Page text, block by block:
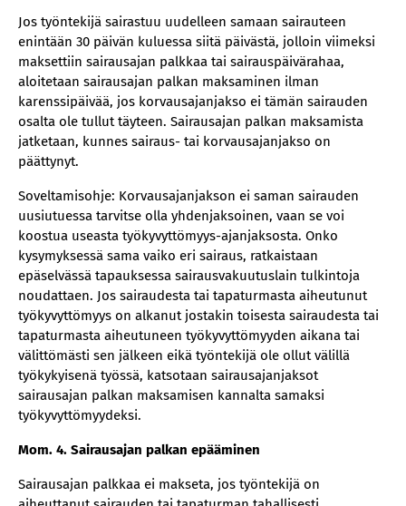
Jos työntekijä sairastuu uudelleen samaan sairauteen
enintään 30 päivän kuluessa siitä päivästä, jolloin viimeksi
maksettiin sairausajan palkkaa tai sairauspäivärahaa,
aloitetaan sairausajan palkan maksaminen ilman
karenssipäivää, jos korvausajanjakso ei tämän sairauden
osalta ole tullut täyteen. Sairausajan palkan maksamista
jatketaan, kunnes sairaus- tai korvausajanjakso on
päättynyt.
Soveltamisohje: Korvausajanjakson ei saman sairauden
uusiutuessa tarvitse olla yhdenjaksoinen, vaan se voi
koostua useasta työkyvyttömyys-ajanjaksosta. Onko
kysymyksessä sama vaiko eri sairaus, ratkaistaan
epäselvässä tapauksessa sairausvakuutuslain tulkintoja
noudattaen. Jos sairaudesta tai tapaturmasta aiheutunut
työkyvyttömyys on alkanut jostakin toisesta sairaudesta tai
tapaturmasta aiheutuneen työkyvyttömyyden aikana tai
välittömästi sen jälkeen eikä työntekijä ole ollut välillä
työkykyisenä työssä, katsotaan sairausajanjaksot
sairausajan palkan maksamisen kannalta samaksi
työkyvyttömyydeksi.
Mom. 4. Sairausajan palkan epääminen
Sairausajan palkkaa ei makseta, jos työntekijä on